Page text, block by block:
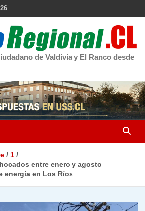
de Valdivia y El Ranco desde
1
entre enero y agosto
energía en Los Ríos